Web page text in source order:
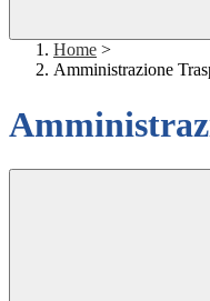
Home >
Amministrazione